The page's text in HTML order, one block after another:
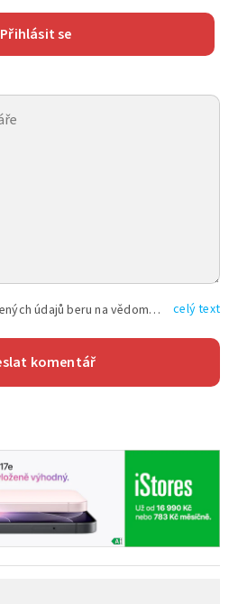
Přihlásit se
Vyplněním shora uvedených údajů beru na vědomí, že společnost TEXT FACTORY s.r.o., sídlem Brno, Durďákova 336/29, Černá Pole, PSČ: 613 00, IČ: 06157831, zapsané u Krajského soudu v Brně, oddíl C, vložka 100399, bude zpracovávat mé osobní údaje uvedené v rámci mnou vyplněného registračního formuláře na základě oprávněných zájmů TEXT FACTORY s.r.o. dle čl. 6 odst. 1 písm. f) GDPR a pro splnění právních povinností (čl. 6 odst. 1 písm. c) GDPR), a to pro tyto účely: nezbytnost zajistit oprávnění návštěvníka webových stránek provozovaných společností TEXT FACTORY s.r.o. přispívat aktivně ke zveřejněným článkům nebo v rámci diskusních fór a výkon práv TEXT FACTORY s.r.o. jako administrátora těchto diskusních fór. Více informací o zpracování osobních údajů a právech lze nalézt v celý text